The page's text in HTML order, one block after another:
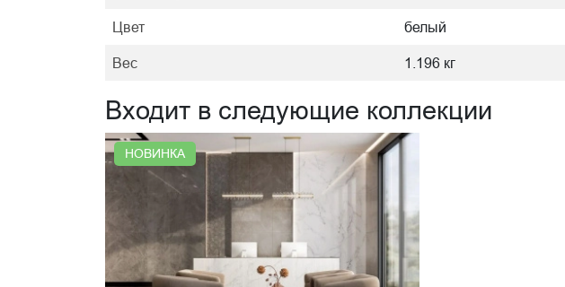
Цвет белый
Вес 1.196 кг
Входит в следующие коллекции
НОВИНКА